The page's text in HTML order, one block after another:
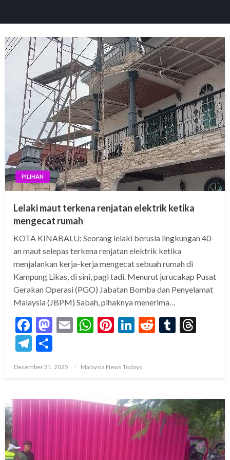
PILIHAN
Lelaki maut terkena renjatan elektrik ketika
mengecat rumah
KOTA KINABALU: Seorang lelaki berusia lingkungan 40-
an maut selepas terkena renjatan elektrik ketika
menjalankan kerja-kerja mengecat sebuah rumah di
Kampung Likas, di sini, pagi tadi. Menurut jurucakap Pusat
Gerakan Operasi (PGO) Jabatan Bomba dan Penyelamat
Malaysia (JBPM) Sabah, pihaknya menerima…
Facebook
Mastodon
EmailWhatsApp
Pinterest
LinkedIn
RedditTumblr
Telegram
Posted
December 31, 2025 Malaysia News Todays